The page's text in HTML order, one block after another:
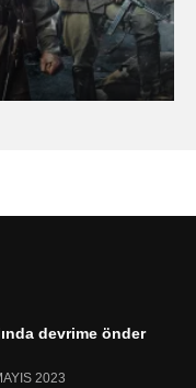
devrime önder
2023